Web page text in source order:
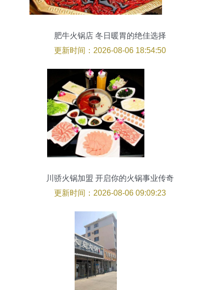
肥牛火锅店 冬日暖胃的绝佳选择
更新时间：2026-08-06 18:54:50
川骄火锅加盟 开启你的火锅事业传奇
更新时间：2026-08-06 09:09:23